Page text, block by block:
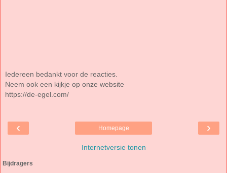
Iedereen bedankt voor de reacties.
Neem ook een kijkje op onze website
https://de-egel.com/
‹ ›
Homepage
Internetversie tonen
Bijdragers